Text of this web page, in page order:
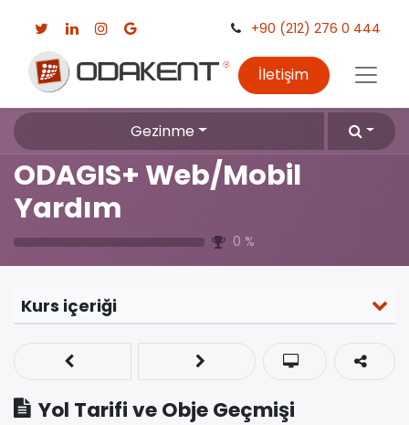
+90 (212) 276 0 444
İletişim
Gezinme
ODAGIS+ Web/Mobil
Yardım
0 %
Kurs içeriği
Yol Tarifi ve Obje Geçmişi